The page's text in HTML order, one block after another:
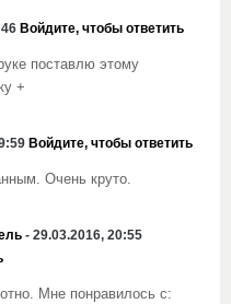
Войдите, чтобы ответить
поставлю этому
+
Войдите, чтобы ответить
Очень круто.
- 29.03.2016, 20:55
Мне понравилось с: